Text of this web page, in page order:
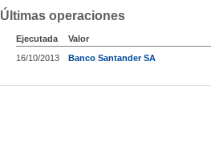
Últimas operaciones
Ejecutada
Valor
16/10/2013
Banco Santander SA